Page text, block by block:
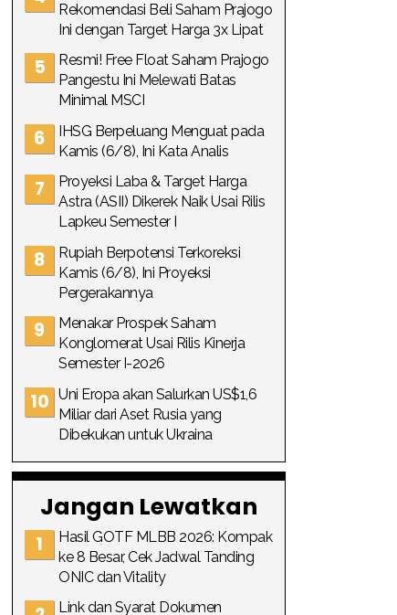
Rekomendasi Beli Saham Prajogo
Ini dengan Target Harga 3x Lipat
Resmi! Free Float Saham Prajogo
Pangestu Ini Melewati Batas
Minimal MSCI
IHSG Berpeluang Menguat pada
Kamis (6/8), Ini Kata Analis
Proyeksi Laba & Target Harga
Astra (ASII) Dikerek Naik Usai Rilis
Lapkeu Semester I
Rupiah Berpotensi Terkoreksi
Kamis (6/8), Ini Proyeksi
Pergerakannya
Menakar Prospek Saham
Konglomerat Usai Rilis Kinerja
Semester I-2026
Uni Eropa akan Salurkan US$1,6
Miliar dari Aset Rusia yang
Dibekukan untuk Ukraina
Jangan Lewatkan
Hasil GOTF MLBB 2026: Kompak
ke 8 Besar, Cek Jadwal Tanding
ONIC dan Vitality
Link dan Syarat Dokumen